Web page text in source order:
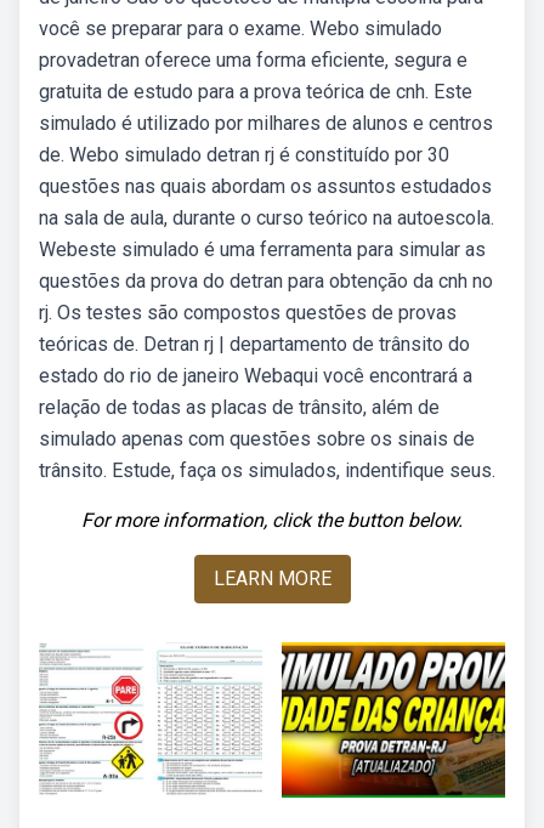
você se preparar para o exame. Webo simulado
provadetran oferece uma forma eficiente, segura e
gratuita de estudo para a prova teórica de cnh. Este
simulado é utilizado por milhares de alunos e centros
de. Webo simulado detran rj é constituído por 30
questões nas quais abordam os assuntos estudados
na sala de aula, durante o curso teórico na autoescola.
Webeste simulado é uma ferramenta para simular as
questões da prova do detran para obtenção da cnh no
rj. Os testes são compostos questões de provas
teóricas de. Detran rj | departamento de trânsito do
estado do rio de janeiro Webaqui você encontrará a
relação de todas as placas de trânsito, além de
simulado apenas com questões sobre os sinais de
trânsito. Estude, faça os simulados, indentifique seus.
For more information, click the button below.
LEARN MORE